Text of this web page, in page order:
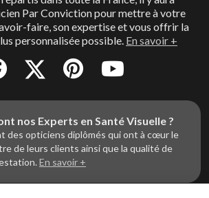
Par Conviction pour mettre à votre
faire, son expertise et vous offrir la
personnalisée possible. En savoir +
nos Experts en Santé Visuelle ?
des opticiens diplômés qui ont à cœur le
de leurs clients ainsi que la qualité de
En savoir +